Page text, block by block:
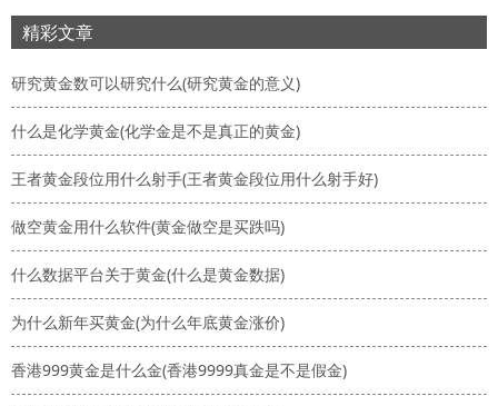
精彩文章
研究黄金数可以研究什么(研究黄金的意义)
什么是化学黄金(化学金是不是真正的黄金)
王者黄金段位用什么射手(王者黄金段位用什么射手好)
做空黄金用什么软件(黄金做空是买跌吗)
什么数据平台关于黄金(什么是黄金数据)
为什么新年买黄金(为什么年底黄金涨价)
香港999黄金是什么金(香港9999真金是不是假金)